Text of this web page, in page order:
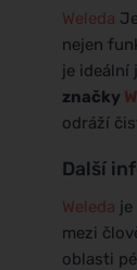
Weleda
nejen
je ideální
značky
odráží
Další
Weleda
mezi
oblasti